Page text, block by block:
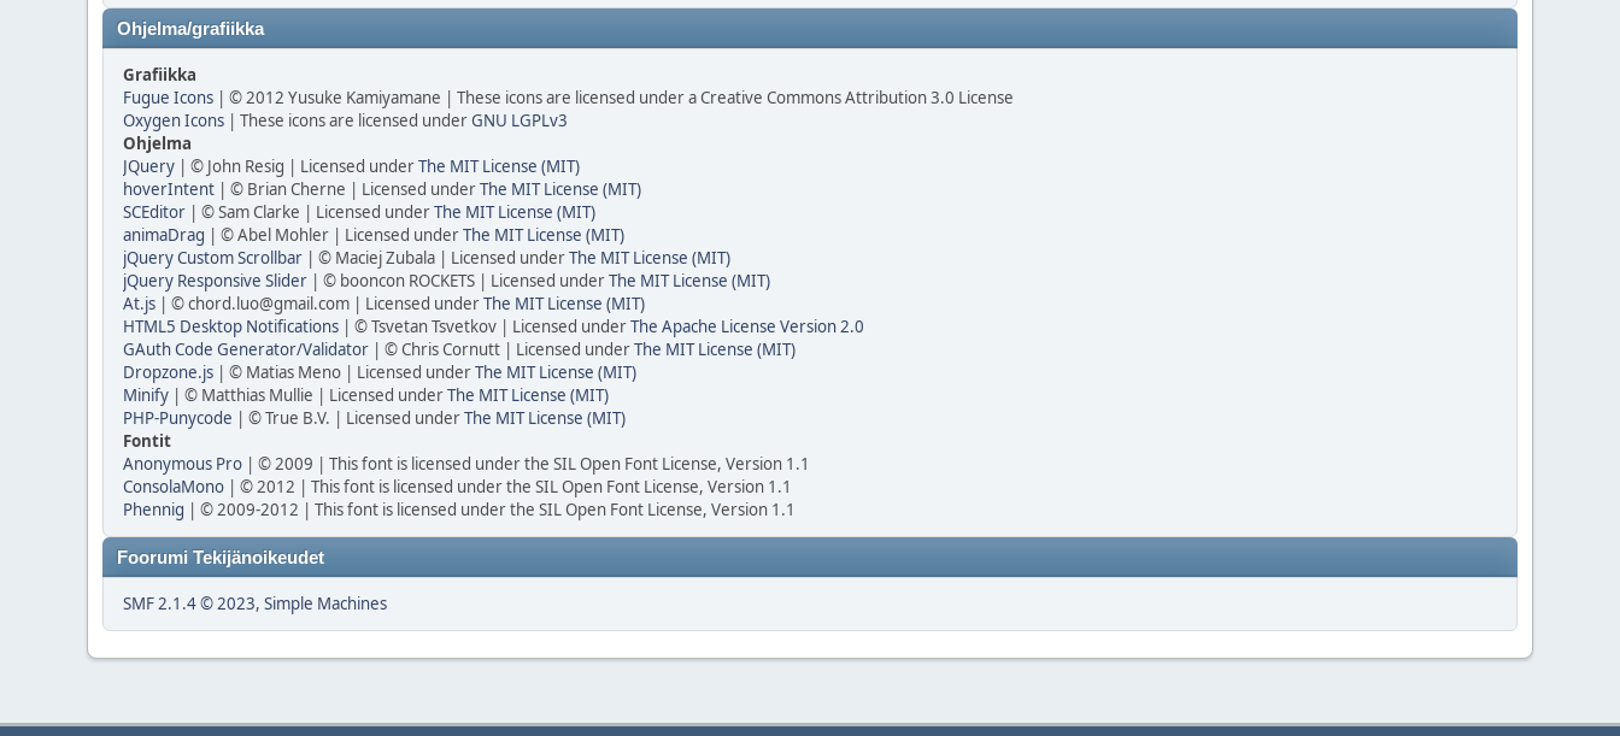
Ohjelma/grafiikka
Grafiikka
Fugue Icons | © 2012 Yusuke Kamiyamane | These icons are licensed under a Creative Commons Attribution 3.0 License
Oxygen Icons | These icons are licensed underGNU LGPLv3
Ohjelma
JQuery | © John Resig | Licensed underThe MIT License (MIT)
hoverIntent | © Brian Cherne | Licensed underThe MIT License (MIT)
SCEditor | © Sam Clarke | Licensed underThe MIT License (MIT)
animaDrag | © Abel Mohler | Licensed underThe MIT License (MIT)
jQuery Custom Scrollbar | © Maciej Zubala | Licensed underThe MIT License (MIT)
jQuery Responsive Slider | © booncon ROCKETS | Licensed underThe MIT License (MIT)
At.js | © chord.luo@gmail.com | Licensed underThe MIT License (MIT)
HTML5 Desktop Notifications | © Tsvetan Tsvetkov | Licensed underThe Apache License Version 2.0
GAuth Code Generator/Validator | © Chris Cornutt | Licensed underThe MIT License (MIT)
Dropzone.js | © Matias Meno | Licensed underThe MIT License (MIT)
Minify | © Matthias Mullie | Licensed underThe MIT License (MIT)
PHP-Punycode | © True B.V. | Licensed underThe MIT License (MIT)
Fontit
Anonymous Pro | © 2009 | This font is licensed under the SIL Open Font License, Version 1.1
ConsolaMono | © 2012 | This font is licensed under the SIL Open Font License, Version 1.1
Phennig | © 2009-2012 | This font is licensed under the SIL Open Font License, Version 1.1
Foorumi Tekijänoikeudet
SMF 2.1.4 © 2023, Simple Machines